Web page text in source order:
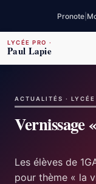
Pronote
LYCÉE PRO ·
Paul Lapie
ACTUALITÉS ·
Vernissage
Les élèves de
pour thème « la